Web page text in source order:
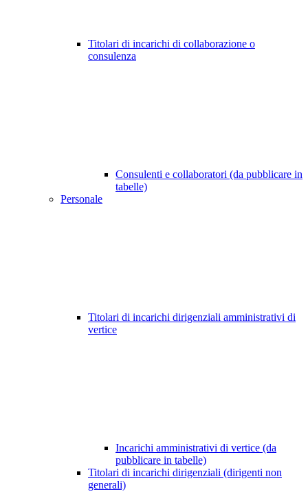
Titolari di incarichi di collaborazione o
consulenza
Consulenti e collaboratori (da pubblicare in
tabelle)
Personale
Titolari di incarichi dirigenziali amministrativi di
vertice
Incarichi amministrativi di vertice (da
pubblicare in tabelle)
Titolari di incarichi dirigenziali (dirigenti non
generali)